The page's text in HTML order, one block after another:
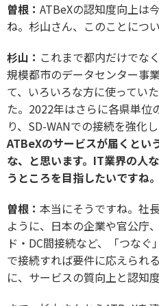
曽根： ATBeXの認知度向上は
ね。杉山さん、このことにつ
杉山： これまで都内だけでな
規模都市のデータセンター事
て、いろいろな方に使ってい
た。2022年はさらに各県単位
り、SD-WANでの接続を強化
ATBeXのサービスが届くとい
な、と思います。IT業界の人
うところを目指したいですね。
曽根： 本当にそうですね。社
ように、日本の企業や官公庁
ド・DC間接続など、「つな
で接続すれば要件に応えられ
に、サービスの質向上と認知